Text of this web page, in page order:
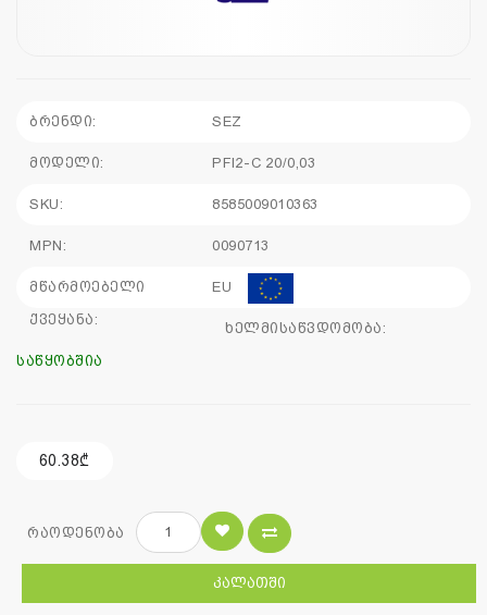
ბრენდი: SEZ
მოდელი: PFI2-C 20/0,03
SKU: 8585009010363
MPN: 0090713
მწარმოებელი
ქვეყანა:
EU
ხელმისაწვდომობა:
საწყობშია
60.38₾
რაოდენობა
ᲙᲐᲚᲐᲗᲨᲘ